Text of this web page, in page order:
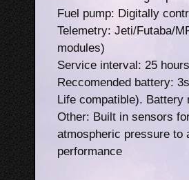
Fuel pump: Digitally
Telemetry: Jeti/Futaba/
modules)
Service interval: 25 hours
Reccomended battery:
Life compatible). Battery
Other: Built in sensors
atmospheric pressure to
performance